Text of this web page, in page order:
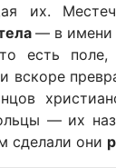
их.
— в имени
есть поле,
вскоре
— их
сделали они